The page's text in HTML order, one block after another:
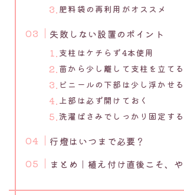
肥料袋の再利用がオススメ
失敗しない設置のポイント
支柱はケチらず4本使用
苗から少し離して支柱を立てる
ビニールの下部は少し浮かせる
上部は必ず開けておく
洗濯ばさみでしっかり固定する
行燈はいつまで必要？
まとめ｜植え付け直後こそ、